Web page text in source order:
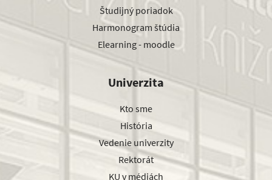
Študijný poriadok
Harmonogram štúdia
Elearning - moodle
Univerzita
Kto sme
História
Vedenie univerzity
Rektorát
KU v médiách